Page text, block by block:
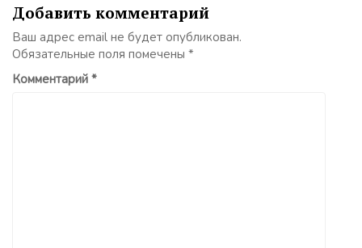
Добавить комментарий
Ваш адрес email не будет опубликован.
Обязательные поля помечены *
Комментарий *